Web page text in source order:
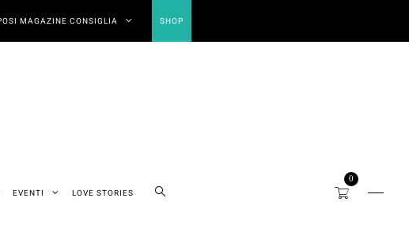
MAGAZINE CONSIGLIA SHOP
EVENTI LOVE STORIES
0